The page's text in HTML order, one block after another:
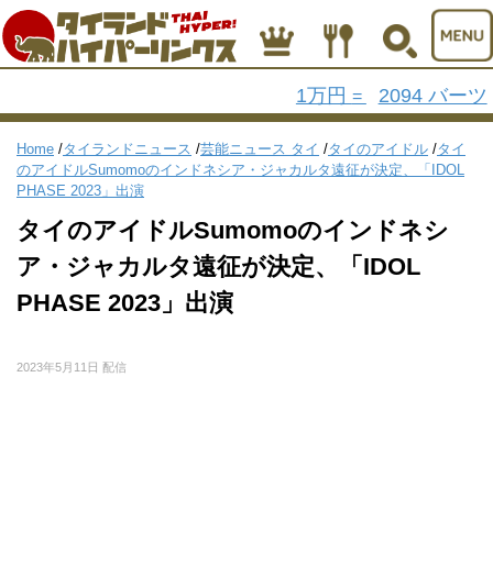
1万円 = 2094 バーツ
Home /タイランドニュース /芸能ニュース タイ /タイのアイドル /タイ
のアイドルSumomoのインドネシア・ジャカルタ遠征が決定、「IDOL
PHASE 2023」出演
タイのアイドルSumomoのインドネシ
ア・ジャカルタ遠征が決定、「IDOL
PHASE 2023」出演
2023年5月11日 配信